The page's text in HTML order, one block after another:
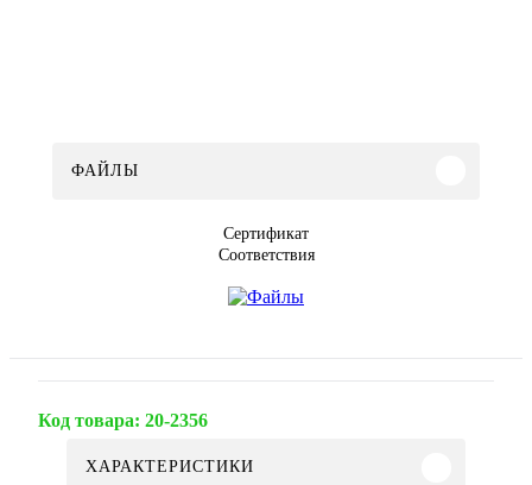
ФАЙЛЫ
Сертификат
Соответствия
Код товара: 20-2356
ХАРАКТЕРИСТИКИ